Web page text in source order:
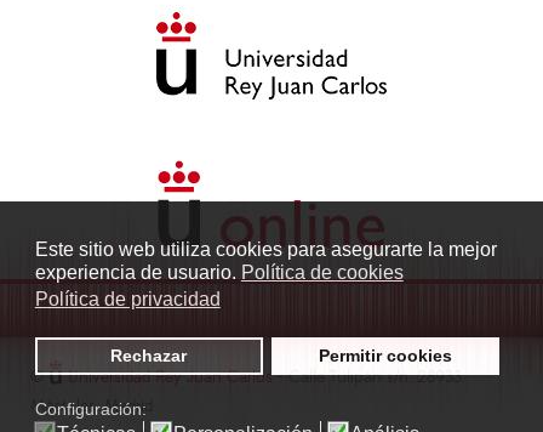
Este sitio web utiliza cookies para asegurarte la mejor
experiencia de usuario. Política de cookies
Política de privacidad
Rechazar Permitir cookies
Configuración:
© Universidad Rey Juan Carlos- Calle Tulipán s/n. 28933
Móstoles. Madrid